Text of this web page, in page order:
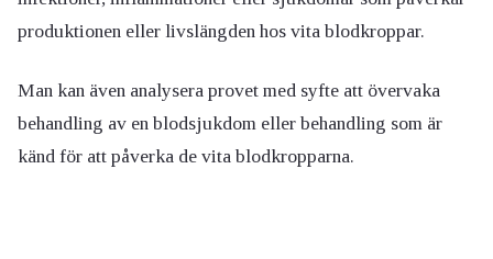
produktionen eller livslängden hos vita blodkroppar.
Man kan även analysera provet med syfte att övervaka
behandling av en blodsjukdom eller behandling som är
känd för att påverka de vita blodkropparna.